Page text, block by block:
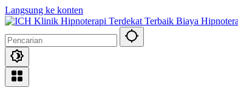
Langsung ke konten